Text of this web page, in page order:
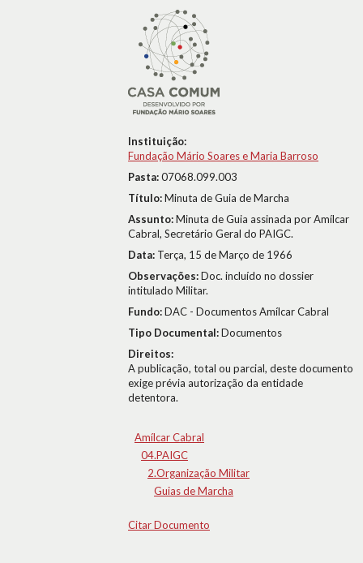
Instituição:
Fundação Mário Soares e Maria Barroso
Pasta:07068.099.003
Título:Minuta de Guia de Marcha
Assunto:Minuta de Guia assinada por Amílcar
Cabral, Secretário Geral do PAIGC.
Data: Terça, 15 de Março de 1966
Observações:Doc. incluído no dossier
intitulado Militar.
Fundo:DAC - Documentos Amílcar Cabral
Tipo Documental:Documentos
Direitos:
A publicação, total ou parcial, deste documento
exige prévia autorização da entidade
detentora.
Amílcar Cabral
04.PAIGC
2.Organização Militar
Guias de Marcha
Citar Documento